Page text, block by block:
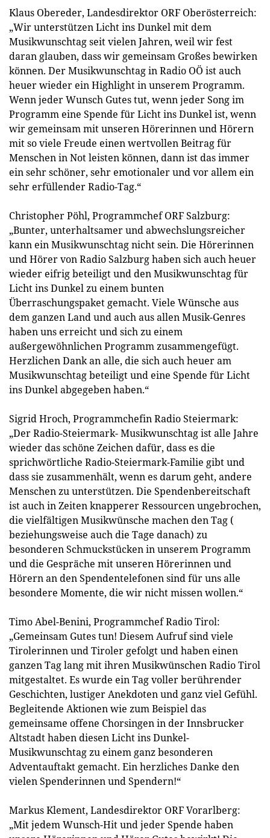
Klaus Obereder, Landesdirektor ORF Oberösterreich:
„Wir unterstützen Licht ins Dunkel mit dem
Musikwunschtag seit vielen Jahren, weil wir fest
daran glauben, dass wir gemeinsam Großes bewirken
können. Der Musikwunschtag in Radio OÖ ist auch
heuer wieder ein Highlight in unserem Programm.
Wenn jeder Wunsch Gutes tut, wenn jeder Song im
Programm eine Spende für Licht ins Dunkel ist, wenn
wir gemeinsam mit unseren Hörerinnen und Hörern
mit so viele Freude einen wertvollen Beitrag für
Menschen in Not leisten können, dann ist das immer
ein sehr schöner, sehr emotionaler und vor allem ein
sehr erfüllender Radio-Tag.“
Christopher Pöhl, Programmchef ORF Salzburg:
„Bunter, unterhaltsamer und abwechslungsreicher
kann ein Musikwunschtag nicht sein. Die Hörerinnen
und Hörer von Radio Salzburg haben sich auch heuer
wieder eifrig beteiligt und den Musikwunschtag für
Licht ins Dunkel zu einem bunten
Überraschungspaket gemacht. Viele Wünsche aus
dem ganzen Land und auch aus allen Musik-Genres
haben uns erreicht und sich zu einem
außergewöhnlichen Programm zusammengefügt.
Herzlichen Dank an alle, die sich auch heuer am
Musikwunschtag beteiligt und eine Spende für Licht
ins Dunkel abgegeben haben.“
Sigrid Hroch, Programmchefin Radio Steiermark:
„Der Radio-Steiermark- Musikwunschtag ist alle Jahre
wieder das schöne Zeichen dafür, dass es die
sprichwörtliche Radio-Steiermark-Familie gibt und
dass sie zusammenhält, wenn es darum geht, andere
Menschen zu unterstützen. Die Spendenbereitschaft
ist auch in Zeiten knapperer Ressourcen ungebrochen,
die vielfältigen Musikwünsche machen den Tag (
beziehungsweise auch die Tage danach) zu
besonderen Schmuckstücken in unserem Programm
und die Gespräche mit unseren Hörerinnen und
Hörern an den Spendentelefonen sind für uns alle
besondere Momente, die wir nicht missen wollen.“
Timo Abel-Benini, Programmchef Radio Tirol:
„Gemeinsam Gutes tun! Diesem Aufruf sind viele
Tirolerinnen und Tiroler gefolgt und haben einen
ganzen Tag lang mit ihren Musikwünschen Radio Tirol
mitgestaltet. Es wurde ein Tag voller berührender
Geschichten, lustiger Anekdoten und ganz viel Gefühl.
Begleitende Aktionen wie zum Beispiel das
gemeinsame offene Chorsingen in der Innsbrucker
Altstadt haben diesen Licht ins Dunkel-
Musikwunschtag zu einem ganz besonderen
Adventauftakt gemacht. Ein herzliches Danke den
vielen Spenderinnen und Spendern!“
Markus Klement, Landesdirektor ORF Vorarlberg:
„Mit jedem Wunsch-Hit und jeder Spende haben